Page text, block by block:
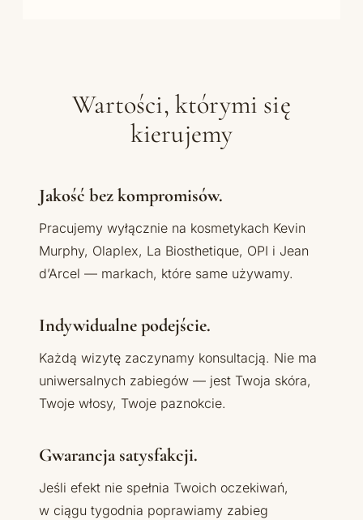
Wartości, którymi się
kierujemy
Jakość bez kompromisów.
Pracujemy wyłącznie na kosmetykach Kevin
Murphy, Olaplex, La Biosthetique, OPI i Jean
d’Arcel — markach, które same używamy.
Indywidualne podejście.
Każdą wizytę zaczynamy konsultacją. Nie ma
uniwersalnych zabiegów — jest Twoja skóra,
Twoje włosy, Twoje paznokcie.
Gwarancja satysfakcji.
Jeśli efekt nie spełnia Twoich oczekiwań,
w ciągu tygodnia poprawiamy zabieg